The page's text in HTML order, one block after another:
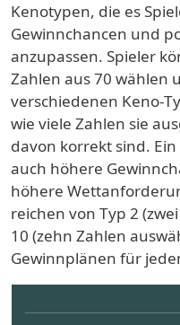
Kenotypen, die es
Gewinnchancen und
anzupassen. Spieler
Zahlen aus 70 wählen
verschiedenen Keno-
wie viele Zahlen sie
davon korrekt sind.
auch höhere
höhere
reichen von Typ 2
10 (zehn Zahlen
Gewinnplänen für